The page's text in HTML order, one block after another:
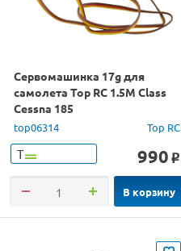
Сервомашинка 17g для
самолета Top RC 1.5M Class
Cessna 185
top06314 Top RC
Т 990 o
В корзину